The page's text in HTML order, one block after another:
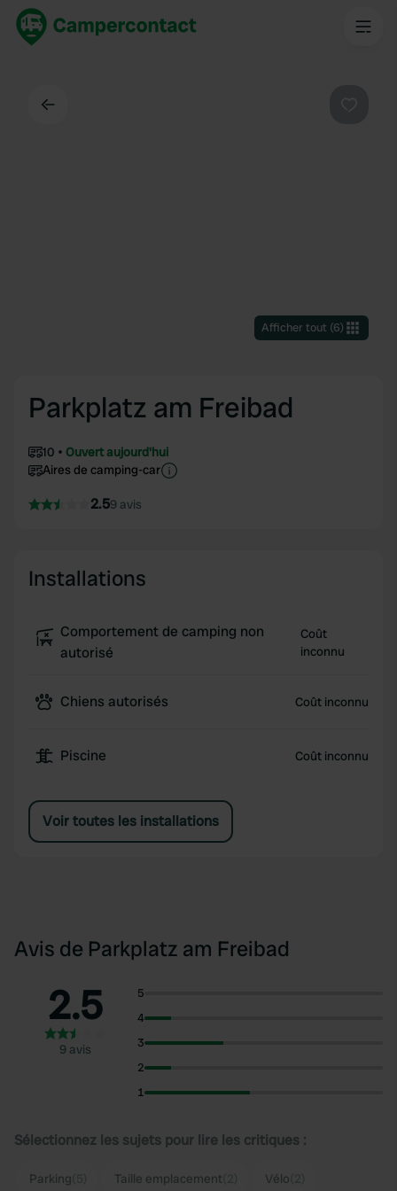
Afficher tout(6)
Parkplatz am Freibad
10
Ouvert aujourd'hui
Aires de camping-car
2.59 avis
Installations
Comportement de camping non
autorisé
Coût
inconnu
Chiens autorisés Coût inconnu
Piscine Coût inconnu
Voir toutes les installations
Avis de Parkplatz am Freibad
2.5
9 avis
5
4
3
2
1
Sélectionnez les sujets pour lire les critiques :
Parking Taille emplacement Vélo